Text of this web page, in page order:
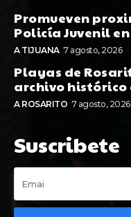
Promueven
Policía Juvenil
A TIJUANA 7 agosto, 2026
Playas de
archivo histórico
A ROSARITO 7 agosto, 2026
Suscribete